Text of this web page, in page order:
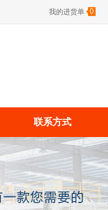
我的进货单 0
联系方式